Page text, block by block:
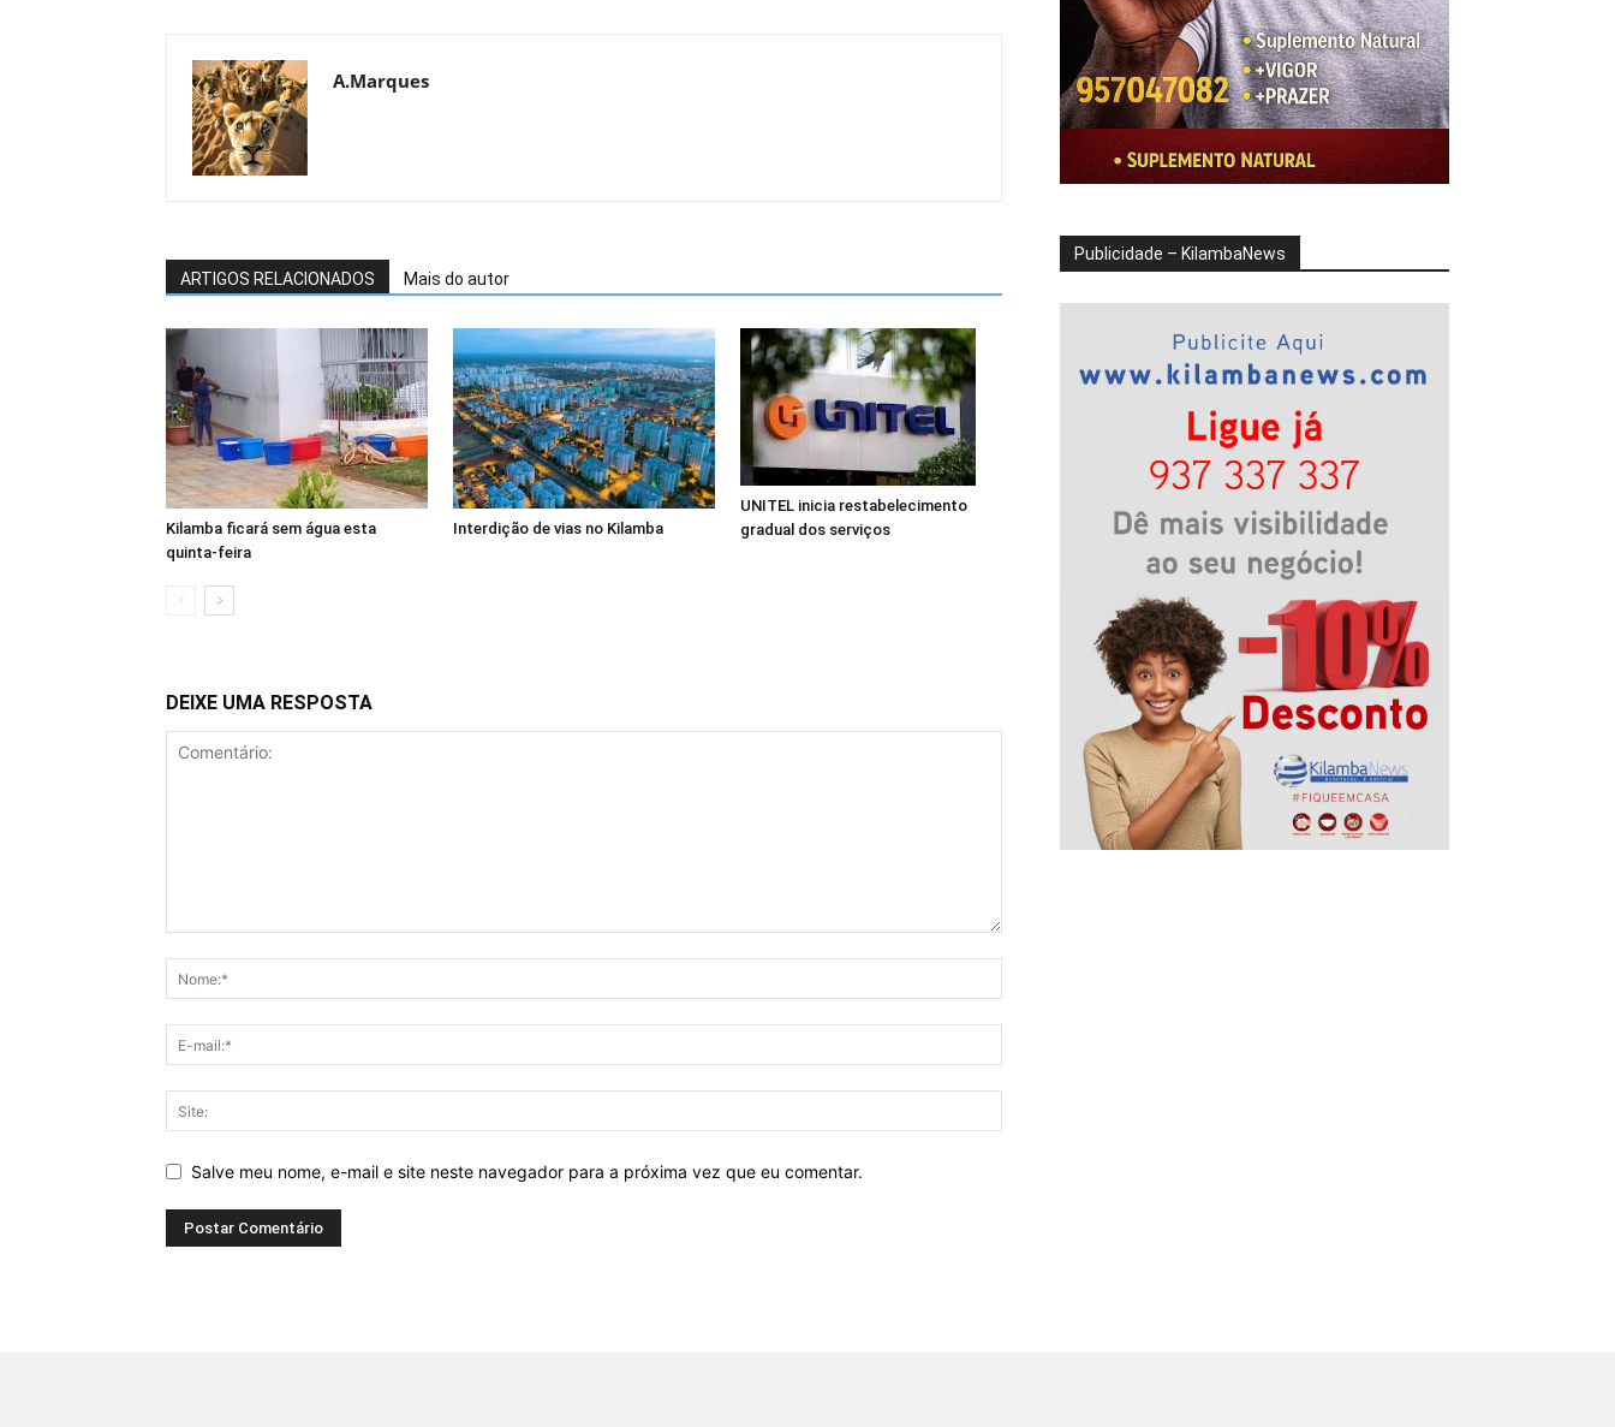
A.Marques
ARTIGOS RELACIONADOS Mais do autor
Kilamba ficará sem água esta
quinta-feira
Interdição de vias no Kilamba
UNITEL inicia restabelecimento
gradual dos serviços
DEIXE UMA RESPOSTA
Salve meu nome, e-mail e site neste navegador para a próxima vez que eu comentar.
Publicidade – KilambaNews